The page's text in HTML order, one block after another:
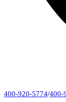
400-920-5774/400-